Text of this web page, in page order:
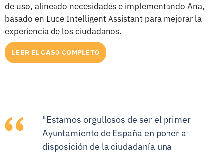
de uso, alineado necesidades e implementando Ana,
basado en Luce Intelligent Assistant para mejorar la
experiencia de los ciudadanos.
LEER EL CASO COMPLETO
"Estamos orgullosos de ser el primer
Ayuntamiento de España en poner a
disposición de la ciudadanía una